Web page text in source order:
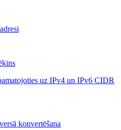
uz IPv4 un IPv6 CIDR
konvertēšana